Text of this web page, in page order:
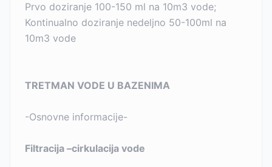
Prvo doziranje 100-150 ml na 10m3 vode;
Kontinualno doziranje nedeljno 50-100ml na
10m3 vode
TRETMAN VODE U BAZENIMA
-Osnovne informacije-
Filtracija –cirkulacija vode